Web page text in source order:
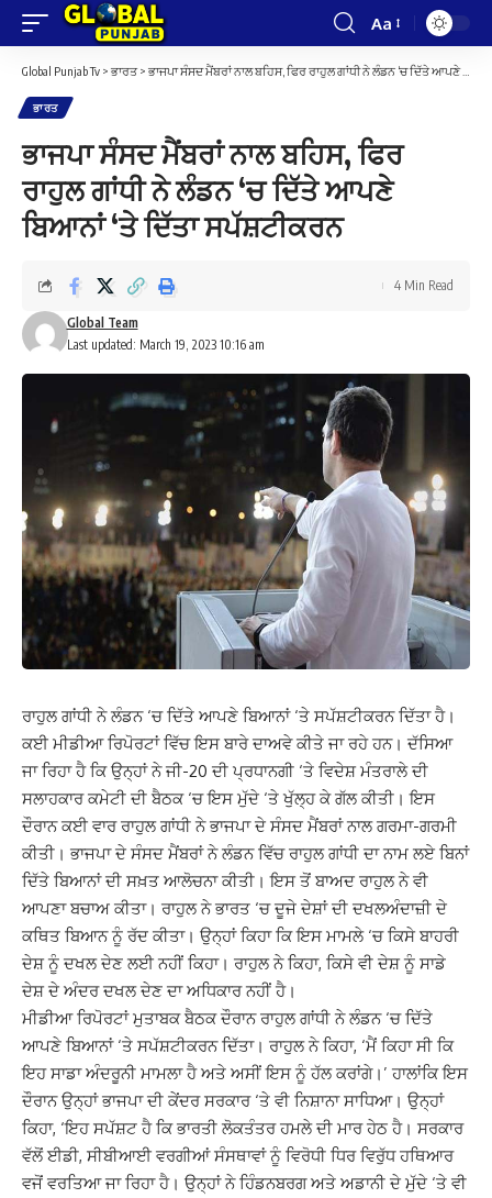
Font
Resizer
Aa
Global Punjab Tv > ਭਾਰਤ> ਭਾਜਪਾ ਸੰਸਦ ਮੈਂਬਰਾਂ ਨਾਲ ਬਹਿਸ, ਫਿਰ ਰਾਹੁਲ ਗਾਂਧੀ ਨੇ ਲੰਡਨ ‘ਚ ਦਿੱਤੇ ਆਪਣੇ ਬਿਆਨਾਂ ‘ਤੇ ਦਿੱਤਾ ਸਪੱਸ਼ਟੀਕਰਨ
ਭਾਰਤ
ਭਾਜਪਾ ਸੰਸਦ ਮੈਂਬਰਾਂ ਨਾਲ ਬਹਿਸ, ਫਿਰ
ਰਾਹੁਲ ਗਾਂਧੀ ਨੇ ਲੰਡਨ ‘ਚ ਦਿੱਤੇ ਆਪਣੇ
ਬਿਆਨਾਂ ‘ਤੇ ਦਿੱਤਾ ਸਪੱਸ਼ਟੀਕਰਨ
Last updated: March 19, 2023 10:16 am
Global Team
4 Min Read
ਰਾਹੁਲ ਗਾਂਧੀ ਨੇ ਲੰਡਨ ‘ਚ ਦਿੱਤੇ ਆਪਣੇ ਬਿਆਨਾਂ ‘ਤੇ ਸਪੱਸ਼ਟੀਕਰਨ ਦਿੱਤਾ ਹੈ।
ਕਈ ਮੀਡੀਆ ਰਿਪੋਰਟਾਂ ਵਿੱਚ ਇਸ ਬਾਰੇ ਦਾਅਵੇ ਕੀਤੇ ਜਾ ਰਹੇ ਹਨ। ਦੱਸਿਆ
ਜਾ ਰਿਹਾ ਹੈ ਕਿ ਉਨ੍ਹਾਂ ਨੇ ਜੀ-20 ਦੀ ਪ੍ਰਧਾਨਗੀ ‘ਤੇ ਵਿਦੇਸ਼ ਮੰਤਰਾਲੇ ਦੀ
ਸਲਾਹਕਾਰ ਕਮੇਟੀ ਦੀ ਬੈਠਕ ‘ਚ ਇਸ ਮੁੱਦੇ ‘ਤੇ ਖੁੱਲ੍ਹ ਕੇ ਗੱਲ ਕੀਤੀ। ਇਸ
ਦੌਰਾਨ ਕਈ ਵਾਰ ਰਾਹੁਲ ਗਾਂਧੀ ਨੇ ਭਾਜਪਾ ਦੇ ਸੰਸਦ ਮੈਂਬਰਾਂ ਨਾਲ ਗਰਮਾ-ਗਰਮੀ
ਕੀਤੀ। ਭਾਜਪਾ ਦੇ ਸੰਸਦ ਮੈਂਬਰਾਂ ਨੇ ਲੰਡਨ ਵਿੱਚ ਰਾਹੁਲ ਗਾਂਧੀ ਦਾ ਨਾਮ ਲਏ ਬਿਨਾਂ
ਦਿੱਤੇ ਬਿਆਨਾਂ ਦੀ ਸਖ਼ਤ ਆਲੋਚਨਾ ਕੀਤੀ। ਇਸ ਤੋਂ ਬਾਅਦ ਰਾਹੁਲ ਨੇ ਵੀ
ਆਪਣਾ ਬਚਾਅ ਕੀਤਾ। ਰਾਹੁਲ ਨੇ ਭਾਰਤ ‘ਚ ਦੂਜੇ ਦੇਸ਼ਾਂ ਦੀ ਦਖਲਅੰਦਾਜ਼ੀ ਦੇ
ਕਥਿਤ ਬਿਆਨ ਨੂੰ ਰੱਦ ਕੀਤਾ। ਉਨ੍ਹਾਂ ਕਿਹਾ ਕਿ ਇਸ ਮਾਮਲੇ ‘ਚ ਕਿਸੇ ਬਾਹਰੀ
ਦੇਸ਼ ਨੂੰ ਦਖਲ ਦੇਣ ਲਈ ਨਹੀਂ ਕਿਹਾ। ਰਾਹੁਲ ਨੇ ਕਿਹਾ, ਕਿਸੇ ਵੀ ਦੇਸ਼ ਨੂੰ ਸਾਡੇ
ਦੇਸ਼ ਦੇ ਅੰਦਰ ਦਖਲ ਦੇਣ ਦਾ ਅਧਿਕਾਰ ਨਹੀਂ ਹੈ।
ਮੀਡੀਆ ਰਿਪੋਰਟਾਂ ਮੁਤਾਬਕ ਬੈਠਕ ਦੌਰਾਨ ਰਾਹੁਲ ਗਾਂਧੀ ਨੇ ਲੰਡਨ ‘ਚ ਦਿੱਤੇ
ਆਪਣੇ ਬਿਆਨਾਂ ‘ਤੇ ਸਪੱਸ਼ਟੀਕਰਨ ਦਿੱਤਾ। ਰਾਹੁਲ ਨੇ ਕਿਹਾ, ‘ਮੈਂ ਕਿਹਾ ਸੀ ਕਿ
ਇਹ ਸਾਡਾ ਅੰਦਰੂਨੀ ਮਾਮਲਾ ਹੈ ਅਤੇ ਅਸੀਂ ਇਸ ਨੂੰ ਹੱਲ ਕਰਾਂਗੇ।’ ਹਾਲਾਂਕਿ ਇਸ
ਦੌਰਾਨ ਉਨ੍ਹਾਂ ਭਾਜਪਾ ਦੀ ਕੇਂਦਰ ਸਰਕਾਰ ‘ਤੇ ਵੀ ਨਿਸ਼ਾਨਾ ਸਾਧਿਆ। ਉਨ੍ਹਾਂ
ਕਿਹਾ, ‘ਇਹ ਸਪੱਸ਼ਟ ਹੈ ਕਿ ਭਾਰਤੀ ਲੋਕਤੰਤਰ ਹਮਲੇ ਦੀ ਮਾਰ ਹੇਠ ਹੈ। ਸਰਕਾਰ
ਵੱਲੋਂ ਈਡੀ, ਸੀਬੀਆਈ ਵਰਗੀਆਂ ਸੰਸਥਾਵਾਂ ਨੂੰ ਵਿਰੋਧੀ ਧਿਰ ਵਿਰੁੱਧ ਹਥਿਆਰ
ਵਜੋਂ ਵਰਤਿਆ ਜਾ ਰਿਹਾ ਹੈ। ਉਨ੍ਹਾਂ ਨੇ ਹਿੰਡਨਬਰਗ ਅਤੇ ਅਡਾਨੀ ਦੇ ਮੁੱਦੇ ‘ਤੇ ਵੀ